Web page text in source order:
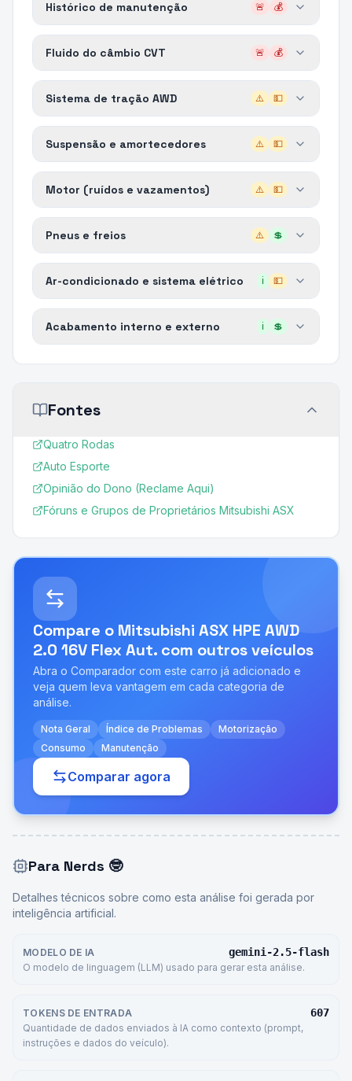
Histórico de manutenção 🚨 💰
Fluido do câmbio CVT 🚨 💰
Sistema de tração AWD ⚠️ 💵
Suspensão e amortecedores ⚠️ 💵
Motor (ruídos e vazamentos) ⚠️ 💵
Pneus e freios ⚠️ 💲
Ar-condicionado e sistema elétrico ℹ️ 💵
Acabamento interno e externo ℹ️ 💲
Fontes
Quatro Rodas
Auto Esporte
Opinião do Dono (Reclame Aqui)
Fóruns e Grupos de Proprietários Mitsubishi ASX
Compare o Mitsubishi ASX HPE AWD
2.0 16V Flex Aut. com outros veículos
Abra o Comparador com este carro já adicionado e
veja quem leva vantagem em cada categoria de
análise.
Nota Geral Índice de Problemas
Motorização
Consumo
Manutenção
Comparar agora
Para Nerds 🤓
Detalhes técnicos sobre como esta análise foi gerada por
inteligência artificial.
MODELO DE IA gemini-2.5-flash
O modelo de linguagem (LLM) usado para gerar esta análise.
TOKENS DE ENTRADA 607
Quantidade de dados enviados à IA como contexto (prompt,
instruções e dados do veículo).